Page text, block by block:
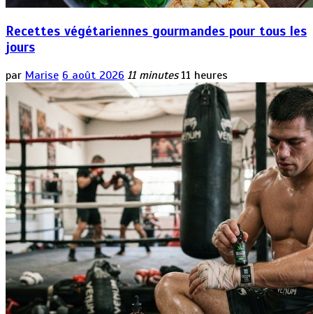
Recettes végétariennes gourmandes pour tous les
jours
par Marise 6 août 2026 11 minutes 11 heures